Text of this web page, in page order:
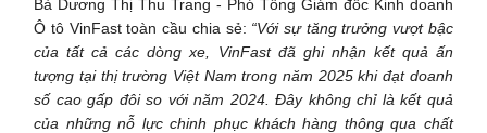
Bà Dương Thị Thu Trang - Phó Tổng Giám đốc Kinh doanh
Ô tô VinFast toàn cầu chia sẻ: “Với sự tăng trưởng vượt bậc
của tất cả các dòng xe, VinFast đã ghi nhận kết quả ấn
tượng tại thị trường Việt Nam trong năm 2025 khi đạt doanh
số cao gấp đôi so với năm 2024. Đây không chỉ là kết quả
của những nỗ lực chinh phục khách hàng thông qua chất